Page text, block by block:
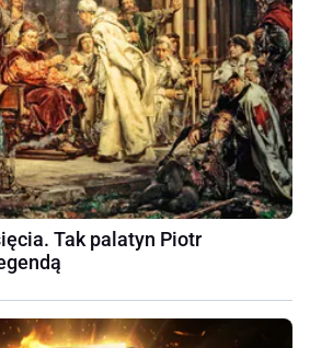
Tak palatyn Piotr